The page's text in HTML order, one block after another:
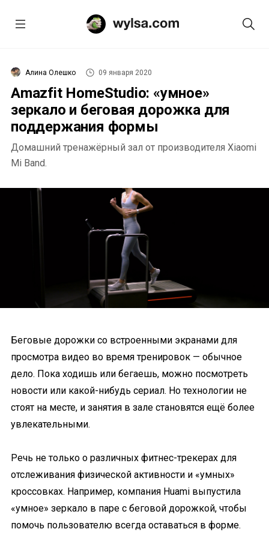
Алина Олешко 09 января 2020
Amazfit HomeStudio: «умное»
зеркало и беговая дорожка для
поддержания формы
Домашний тренажёрный зал от производителя Xiaomi
Mi Band.
Беговые дорожки со встроенными экранами для
просмотра видео во время тренировок — обычное
дело. Пока ходишь или бегаешь, можно посмотреть
новости или какой-нибудь сериал. Но технологии не
стоят на месте, и занятия в зале становятся ещё более
увлекательными.
Речь не только о различных фитнес-трекерах для
отслеживания физической активности и «умных»
кроссовках. Например, компания Huami выпустила
«умное» зеркало в паре с беговой дорожкой, чтобы
помочь пользователю всегда оставаться в форме.